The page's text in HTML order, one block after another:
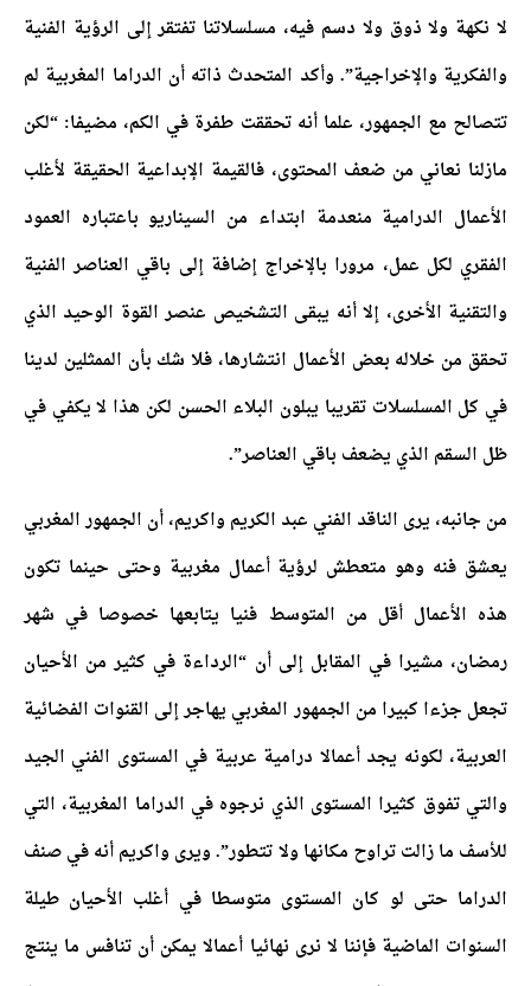
لا نكهة ولا ذوق ولا دسم فيه، مسلسلاتنا تفتقر إلى الرؤية الفنية
والفكرية والإخراجية”. وأكد المتحدث ذاته أن الدراما المغربية لم
تتصالح مع الجمهور، علما أنه تحققت طفرة في الكم، مضيفا: “لكن
مازلنا نعاني من ضعف المحتوى، فالقيمة الإبداعية الحقيقة لأغلب
الأعمال الدرامية منعدمة ابتداء من السيناريو باعتباره العمود
الفقري لكل عمل، مرورا بالإخراج إضافة إلى باقي العناصر الفنية
والتقنية الأخرى، إلا أنه يبقى التشخيص عنصر القوة الوحيد الذي
تحقق من خلاله بعض الأعمال انتشارها، فلا شك بأن الممثلين لدينا
في كل المسلسلات تقريبا يبلون البلاء الحسن لكن هذا لا يكفي في
ظل السقم الذي يضعف باقي العناصر”.
من جانبه، يرى الناقد الفني عبد الكريم واكريم، أن الجمهور المغربي
يعشق فنه وهو متعطش لرؤية أعمال مغربية وحتى حينما تكون
هذه الأعمال أقل من المتوسط فنيا يتابعها خصوصا في شهر
رمضان، مشيرا في المقابل إلى أن “الرداءة في كثير من الأحيان
تجعل جزءا كبيرا من الجمهور المغربي يهاجر إلى القنوات الفضائية
العربية، لكونه يجد أعمالا درامية عربية في المستوى الفني الجيد
والتي تفوق كثيرا المستوى الذي نرجوه في الدراما المغربية، التي
للأسف ما زالت تراوح مكانها ولا تتطور”.ويرى واكريم أنه في صنف
الدراما حتى لو كان المستوى متوسطا في أغلب الأحيان طيلة
السنوات الماضية فإننا لا نرى نهائيا أعمالا يمكن أن تنافس ما ينتج